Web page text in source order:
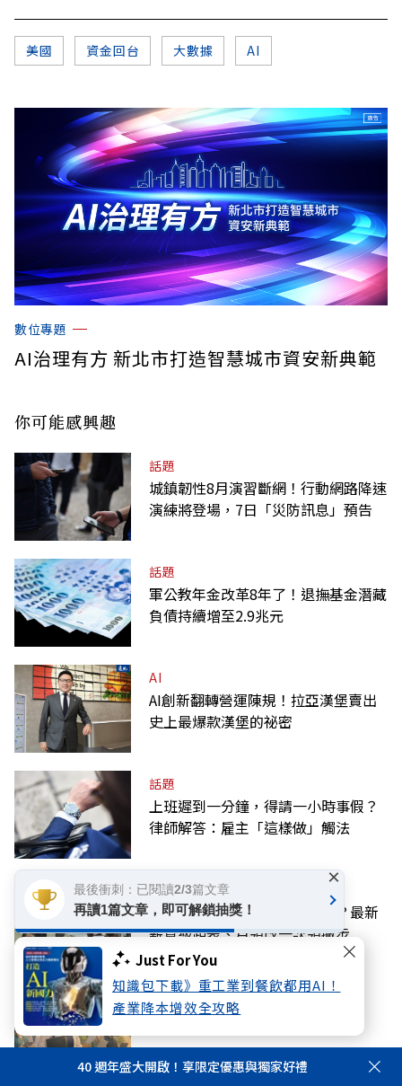
Just For You
知識包下載》重工業到餐飲都用AI！
產業降本增效全攻略
美國 資金回台 大數據 AI
數位專題
AI治理有方 新北市打造智慧城市資安新典範
你可能感興趣
話題
城鎮韌性8月演習斷網！行動網路降速
演練將登場，7日「災防訊息」預告
話題
軍公教年金改革8年了！退撫基金潛藏
負債持續增至2.9兆元
AI
AI創新翻轉營運陳規！拉亞漢堡賣出
史上最爆款漢堡的祕密
話題
上班遲到一分鐘，得請一小時事假？
律師解答：雇主「這樣做」觸法
金融
想規劃退休，勞退試算怎麼做？最新
薪資級距表、月領改一次領撇步
產經
走吧，一起去創業
40 週年盛大開啟！享限定優惠與獨家好禮
最後衝刺：已閱讀2/3篇文章
再讀1篇文章，即可解鎖抽獎！
×